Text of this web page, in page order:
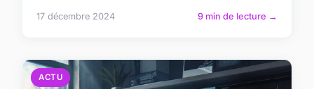
17 décembre 2024 9 min de lecture →
ACTU